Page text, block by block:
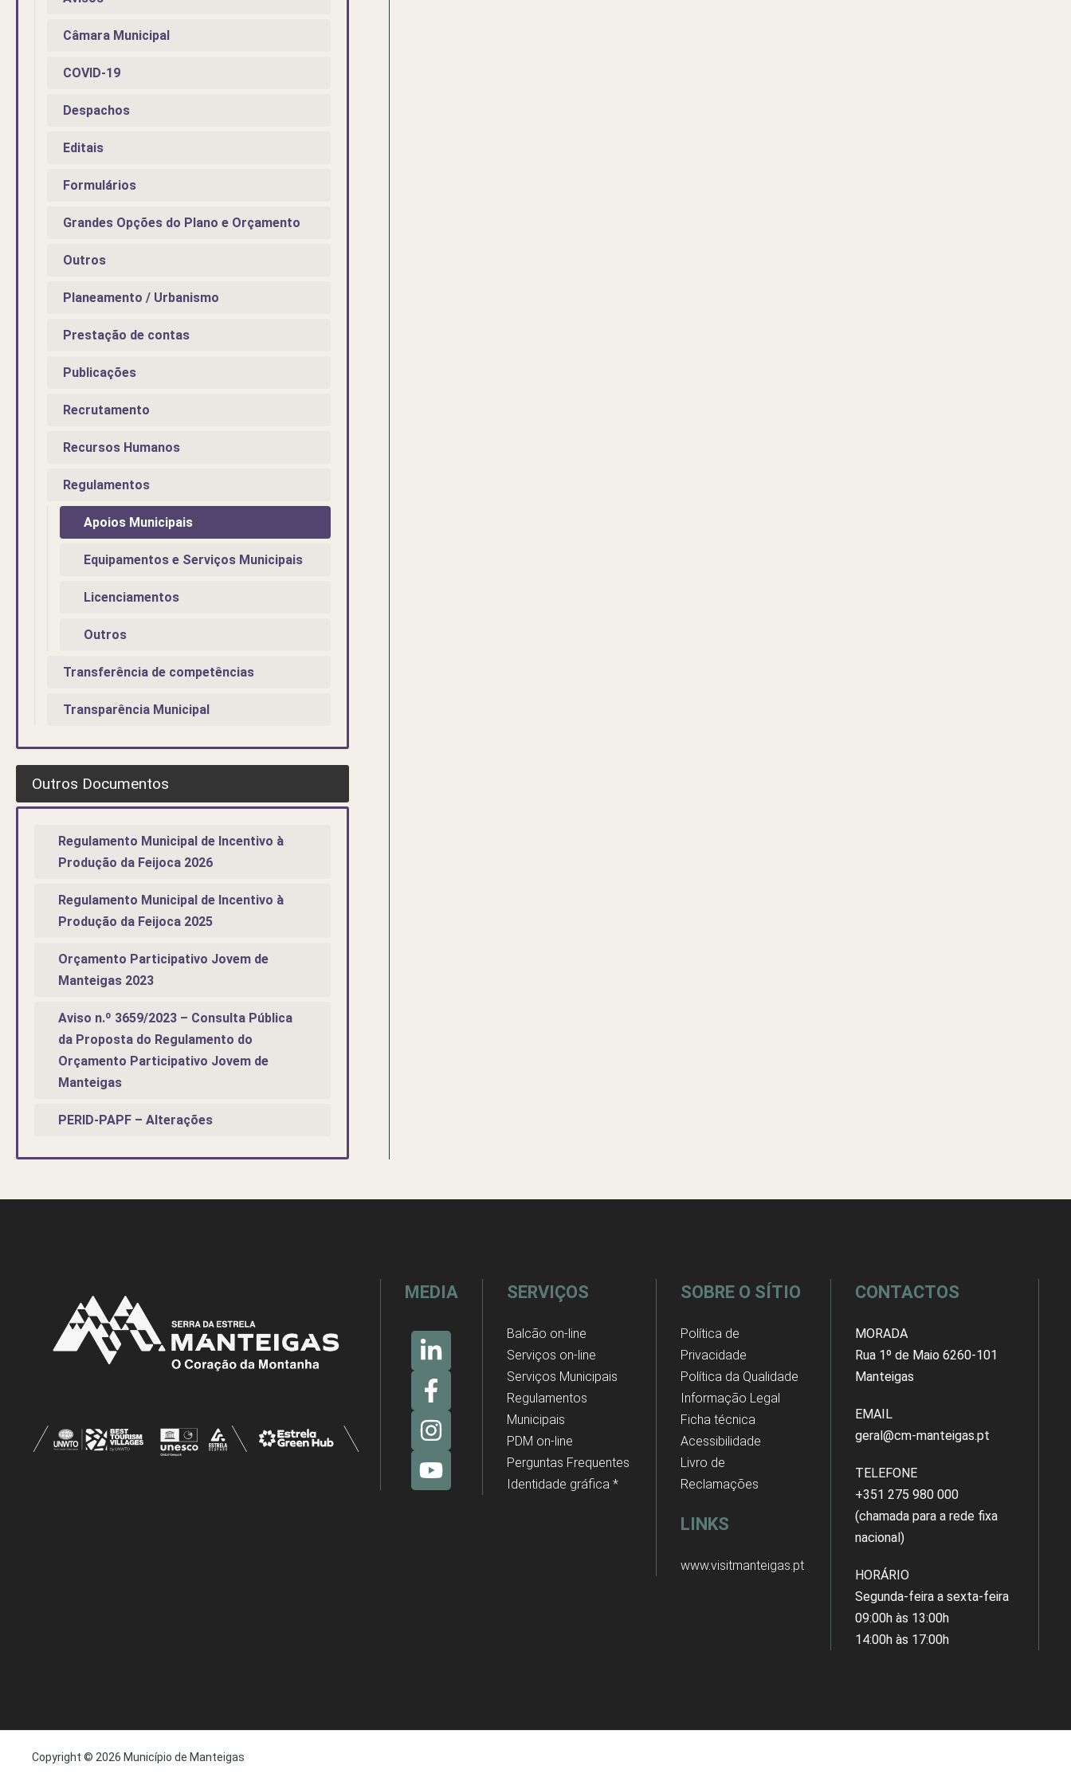
Câmara Municipal
COVID-19
Despachos
Editais
Formulários
Grandes Opções do Plano e Orçamento
Outros
Planeamento / Urbanismo
Prestação de contas
Publicações
Recrutamento
Recursos Humanos
Regulamentos
Apoios Municipais
Equipamentos e Serviços Municipais
Licenciamentos
Outros
Transferência de competências
Transparência Municipal
Outros Documentos
Regulamento Municipal de Incentivo à
Produção da Feijoca 2026
Regulamento Municipal de Incentivo à
Produção da Feijoca 2025
Orçamento Participativo Jovem de
Manteigas 2023
Aviso n.º 3659/2023 – Consulta Pública
da Proposta do Regulamento do
Orçamento Participativo Jovem de
Manteigas
PERID-PAPF – Alterações
MEDIA SERVIÇOS
Balcão on-line
Serviços on-line
Serviços Municipais
Regulamentos
Municipais
PDM on-line
Perguntas Frequentes
Identidade gráfica *
SOBRE O SÍTIO
Política de
Privacidade
Política da Qualidade
Informação Legal
Ficha técnica
Acessibilidade
Livro de
Reclamações
LINKS
www.visitmanteigas.pt
CONTACTOS
MORADA
Rua 1º de Maio 6260-101
Manteigas
EMAIL
geral@cm-manteigas.pt
TELEFONE
+351 275 980 000
(chamada para a rede fixa
nacional)
HORÁRIO
Segunda-feira a sexta-feira
09:00h às 13:00h
14:00h às 17:00h
Copyright © 2026 Município de Manteigas